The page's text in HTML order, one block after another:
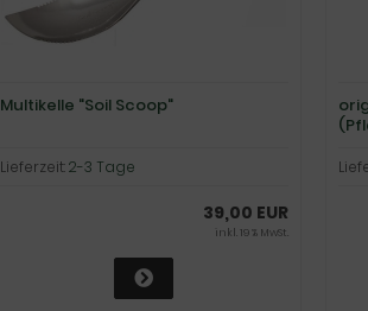
Multikelle "Soil Scoop"
Lieferzeit:2-3 Tage
39,00 EUR
inkl. 19 % MwSt.